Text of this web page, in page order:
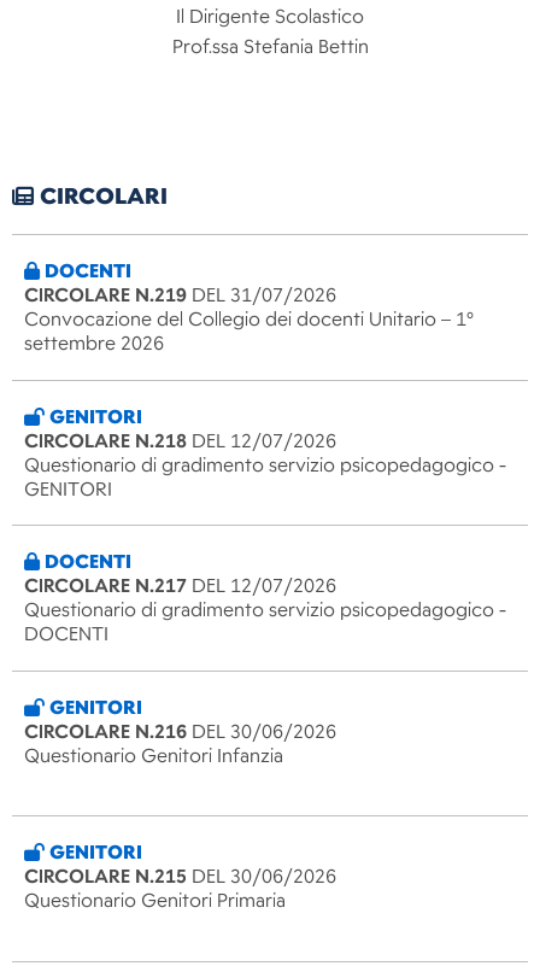
Il Dirigente Scolastico
Prof.ssa Stefania Bettin
CIRCOLARI
DOCENTI
CIRCOLARE N.219 DEL 31/07/2026
Convocazione del Collegio dei docenti Unitario – 1°
settembre 2026
GENITORI
CIRCOLARE N.218 DEL 12/07/2026
Questionario di gradimento servizio psicopedagogico -
GENITORI
DOCENTI
CIRCOLARE N.217 DEL 12/07/2026
Questionario di gradimento servizio psicopedagogico -
DOCENTI
GENITORI
CIRCOLARE N.216 DEL 30/06/2026
Questionario Genitori Infanzia
GENITORI
CIRCOLARE N.215 DEL 30/06/2026
Questionario Genitori Primaria